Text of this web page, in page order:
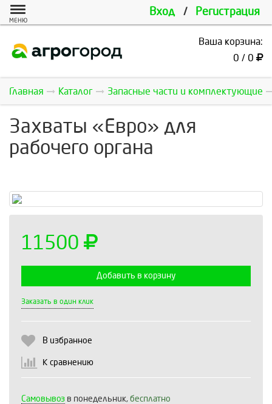
Вход / Регистрация
МЕНЮ
Ваша корзина:
0 / 0
Главная Каталог Запасные части и комплектующие
Захваты «Евро» для
рабочего органа
11500
Добавить в корзину
Заказать в один клик
В избранное
К сравнению
Самовывоз в понедельник, бесплатно